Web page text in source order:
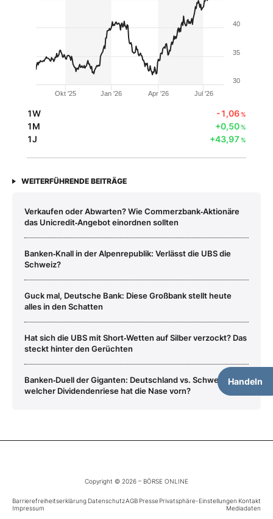
Handeln
Okt '25 Jan '26 Apr '26 Jul '26
30
35
40
1W -1,06%
1M +0,50%
1J +43,97 %
WEITERFÜHRENDE BEITRÄGE
Verkaufen oder Abwarten? Wie Commerzbank‑Aktionäre
das Unicredit‑Angebot einordnen sollten
Banken‑Knall in der Alpenrepublik: Verlässt die UBS die
Schweiz?
Guck mal, Deutsche Bank: Diese Großbank stellt heute
alles in den Schatten
Hat sich die UBS mit Short‑Wetten auf Silber verzockt? Das
steckt hinter den Gerüchten
Banken‑Duell der Giganten: Deutschland vs. Schweiz –
welcher Dividendenriese hat die Nase vorn?
Copyright © 2026 – BÖRSE ONLINE
Barrierefreiheitserklärung DatenschutzAGB PressePrivatsphäre-Einstellungen Kontakt
Impressum
Mediadaten